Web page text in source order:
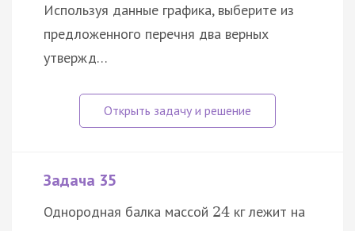
Используя данные графика, выберите из
предложенного перечня два верных
утвержд…
Задача 35
Однородная балка массой 24 кг лежит на